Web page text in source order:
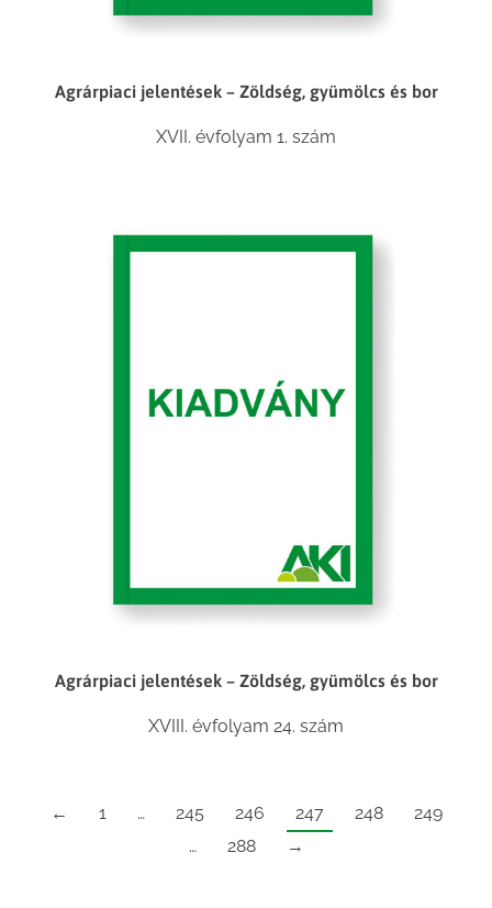
Agrárpiaci jelentések – Zöldség, gyümölcs és bor
XVII. évfolyam 1. szám
Agrárpiaci jelentések – Zöldség, gyümölcs és bor
XVIII. évfolyam 24. szám
← 1 … 245 246 247 248
249
…
288 →